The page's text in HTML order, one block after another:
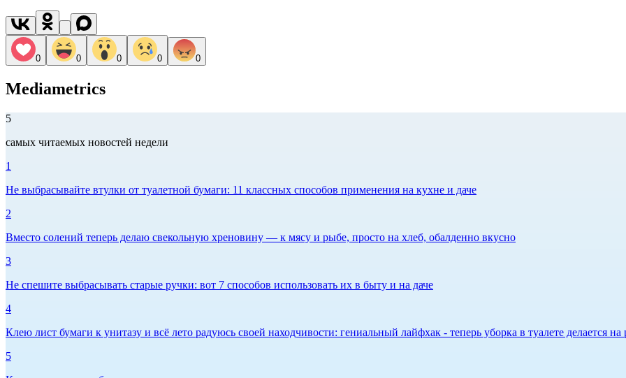
0 0 0 0 0
Mediametrics
5
самых читаемых новостей недели
1
Не выбрасывайте втулки от туалетной бумаги: 11 классных способов применения на кухне и даче
2
Вместо солений теперь делаю свекольную хреновину — к мясу и рыбе, просто на хлеб, обалденно вкусно
3
Не спешите выбрасывать старые ручки: вот 7 способов использовать их в быту и на даче
4
Клею лист бумаги к унитазу и всё лето радуюсь своей находчивости: гениальный лайфхак - теперь уборка в туалете делается на
5